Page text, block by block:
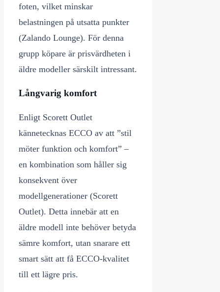
foten, vilket minskar
belastningen på utsatta punkter
(Zalando Lounge). För denna
grupp köpare är prisvärdheten i
äldre modeller särskilt intressant.
Långvarig komfort
Enligt Scorett Outlet
kännetecknas ECCO av att ”stil
möter funktion och komfort” –
en kombination som håller sig
konsekvent över
modellgenerationer (Scorett
Outlet). Detta innebär att en
äldre modell inte behöver betyda
sämre komfort, utan snarare ett
smart sätt att få ECCO-kvalitet
till ett lägre pris.